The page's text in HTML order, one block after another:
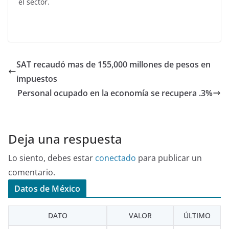
SAT recaudó mas de 155,000 millones de pesos en
impuestos
Personal ocupado en la economía se recupera .3%
Deja una respuesta
Lo siento, debes estar conectado para publicar un
comentario.
Datos de México
DATO VALOR ÚLTIMO